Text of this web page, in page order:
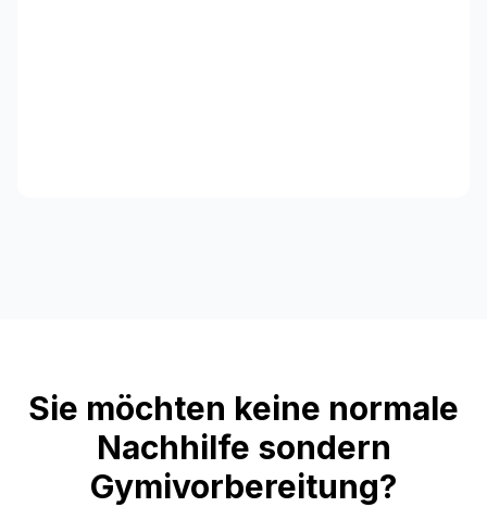
Sie möchten keine normale
Nachhilfe sondern
Gymivorbereitung?